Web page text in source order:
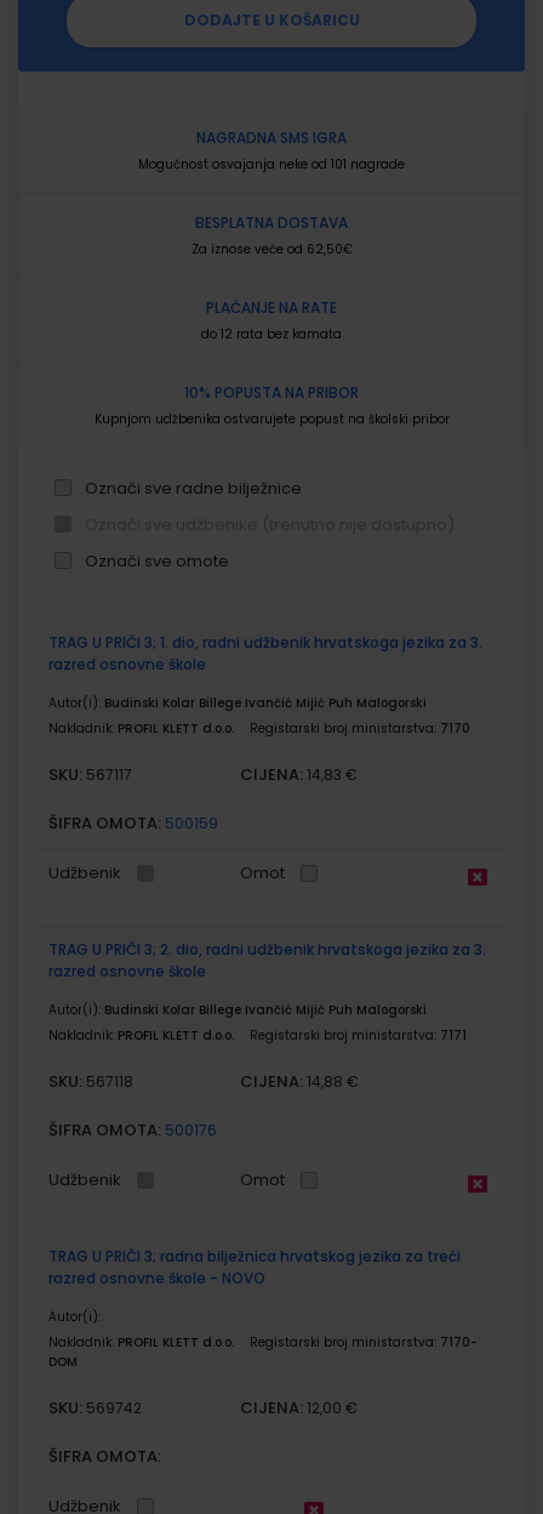
DODAJTE U KOŠARICU
NAGRADNA SMS IGRA
Mogućnost osvajanja neke od 101 nagrade
BESPLATNA DOSTAVA
Za iznose veće od 62,50€
PLAĆANJE NA RATE
do 12 rata bez kamata
10% POPUSTA NA PRIBOR
Kupnjom udžbenika ostvarujete popust na školski pribor
Označi sve radne bilježnice
Označi sve omote
proizvodi
TRAG U PRIČI 3; 1. dio, radni udžbenik hrvatskoga jezika za 3.
razred osnovne škole
Autor(i): Budinski Kolar Billege Ivančić Mijić Puh Malogorski
Nakladnik: PROFIL KLETT d.o.o. Registarski broj ministarstva: 7170
SKU: 567117 CIJENA: 14,83 €
ŠIFRA OMOTA: 500159
Udžbenik Omot
TRAG U PRIČI 3; 2. dio, radni udžbenik hrvatskoga jezika za 3.
razred osnovne škole
Autor(i): Budinski Kolar Billege Ivančić Mijić Puh Malogorski
Nakladnik: PROFIL KLETT d.o.o. Registarski broj ministarstva: 7171
SKU: 567118 CIJENA: 14,88 €
ŠIFRA OMOTA: 500176
Udžbenik Omot
TRAG U PRIČI 3; radna bilježnica hrvatskog jezika za treći
razred osnovne škole - NOVO
Autor(i):
Nakladnik: PROFIL KLETT d.o.o. Registarski broj ministarstva: 7170-
DOM
SKU: 569742 CIJENA: 12,00 €
ŠIFRA OMOTA:
Udžbenik